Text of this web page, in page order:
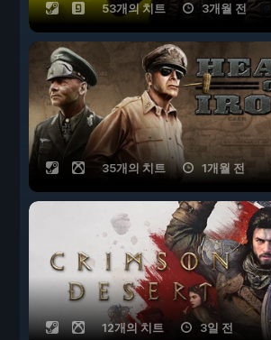
53개의 치트 3개월 전
35개의 치트 1개월 전
12개의 치트 3일 전